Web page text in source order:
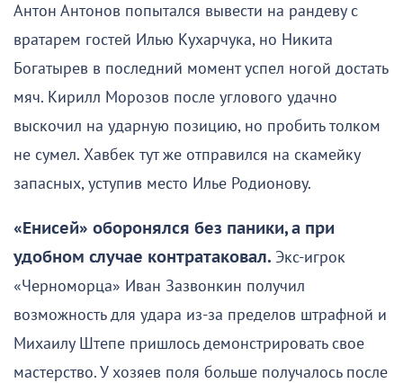
Антон Антонов попытался вывести на рандеву с
вратарем гостей Илью Кухарчука, но Никита
Богатырев в последний момент успел ногой достать
мяч. Кирилл Морозов после углового удачно
выскочил на ударную позицию, но пробить толком
не сумел. Хавбек тут же отправился на скамейку
запасных, уступив место Илье Родионову.
«Енисей» оборонялся без паники, а при
удобном случае контратаковал. Экс-игрок
«Черноморца» Иван Зазвонкин получил
возможность для удара из-за пределов штрафной и
Михаилу Штепе пришлось демонстрировать свое
мастерство. У хозяев поля больше получалось после